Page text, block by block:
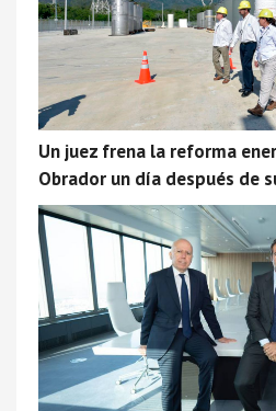
Un juez frena la reforma
Obrador un día después de